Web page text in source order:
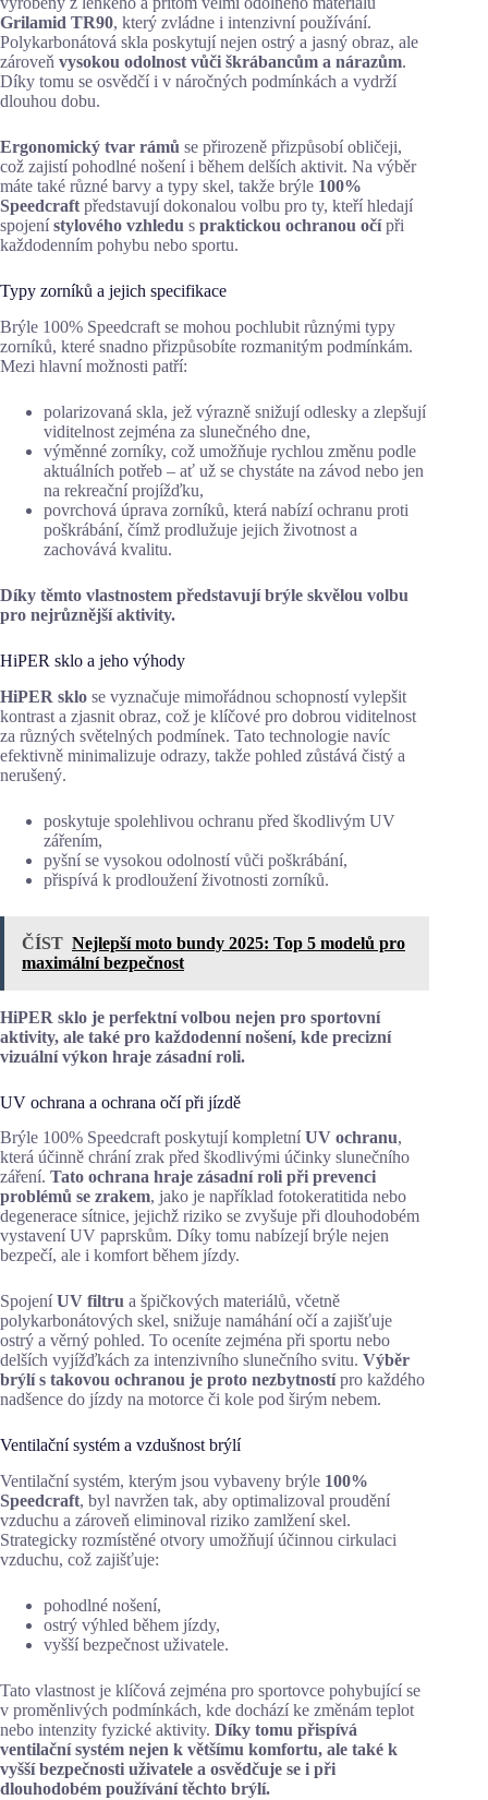
Grilamid TR90, který zvládne i intenzivní používání.
Polykarbonátová skla poskytují nejen ostrý a jasný obraz, ale
zároveň vysokou odolnost vůči škrábancům a nárazům.
Díky tomu se osvědčí i v náročných podmínkách a vydrží
dlouhou dobu.
Ergonomický tvar rámů se přirozeně přizpůsobí obličeji,
což zajistí pohodlné nošení i během delších aktivit. Na výběr
máte také různé barvy a typy skel, takže brýle 100%
Speedcraft představují dokonalou volbu pro ty, kteří hledají
spojení stylového vzhledu s praktickou ochranou očípři
každodenním pohybu nebo sportu.
Typy zorníků a jejich specifikace
Brýle 100% Speedcraft se mohou pochlubit různými typy
zorníků, které snadno přizpůsobíte rozmanitým podmínkám.
Mezi hlavní možnosti patří:
polarizovaná skla, jež výrazně snižují odlesky a zlepšují
viditelnost zejména za slunečného dne,
výměnné zorníky, což umožňuje rychlou změnu podle
aktuálních potřeb – ať už se chystáte na závod nebo jen
na rekreační projížďku,
povrchová úprava zorníků, která nabízí ochranu proti
poškrábání, čímž prodlužuje jejich životnost a
zachovává kvalitu.
Díky těmto vlastnostem představují brýle skvělou volbu
pro nejrůznější aktivity.
HiPER sklo a jeho výhody
HiPER sklo se vyznačuje mimořádnou schopností vylepšit
kontrast a zjasnit obraz, což je klíčové pro dobrou viditelnost
za různých světelných podmínek. Tato technologie navíc
efektivně minimalizuje odrazy, takže pohled zůstává čistý a
nerušený.
poskytuje spolehlivou ochranu před škodlivým UV
zářením,
pyšní se vysokou odolností vůči poškrábání,
přispívá k prodloužení životnosti zorníků.
ČÍST Nejlepší moto bundy 2025: Top 5 modelů pro
maximální bezpečnost
HiPER sklo je perfektní volbou nejen pro sportovní
aktivity, ale také pro každodenní nošení, kde precizní
vizuální výkon hraje zásadní roli.
UV ochrana a ochrana očí při jízdě
Brýle 100% Speedcraft poskytují kompletní UV ochranu,
která účinně chrání zrak před škodlivými účinky slunečního
záření. Tato ochrana hraje zásadní roli při prevenci
problémů se zrakem, jako je například fotokeratitida nebo
degenerace sítnice, jejichž riziko se zvyšuje při dlouhodobém
vystavení UV paprskům. Díky tomu nabízejí brýle nejen
bezpečí, ale i komfort během jízdy.
Spojení UV filtru a špičkových materiálů, včetně
polykarbonátových skel, snižuje namáhání očí a zajišťuje
ostrý a věrný pohled. To oceníte zejména při sportu nebo
delších vyjížďkách za intenzivního slunečního svitu. Výběr
brýlí s takovou ochranou je proto nezbytnostípro každého
nadšence do jízdy na motorce či kole pod širým nebem.
Ventilační systém a vzdušnost brýlí
Ventilační systém, kterým jsou vybaveny brýle 100%
Speedcraft, byl navržen tak, aby optimalizoval proudění
vzduchu a zároveň eliminoval riziko zamlžení skel.
Strategicky rozmístěné otvory umožňují účinnou cirkulaci
vzduchu, což zajišťuje:
pohodlné nošení,
ostrý výhled během jízdy,
vyšší bezpečnost uživatele.
Tato vlastnost je klíčová zejména pro sportovce pohybující se
v proměnlivých podmínkách, kde dochází ke změnám teplot
nebo intenzity fyzické aktivity. Díky tomu přispívá
ventilační systém nejen k většímu komfortu, ale také k
vyšší bezpečnosti uživatele a osvědčuje se i při
dlouhodobém používání těchto brýlí.